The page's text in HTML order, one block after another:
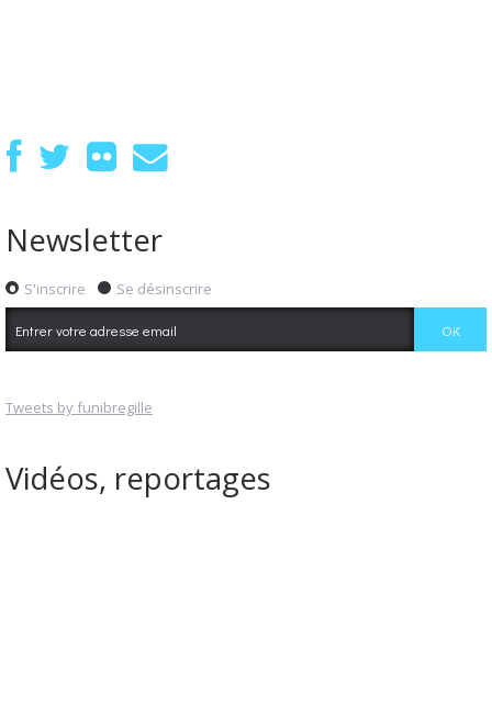
Newsletter
S'inscrire Se désinscrire
Tweets by funibregille
Vidéos, reportages